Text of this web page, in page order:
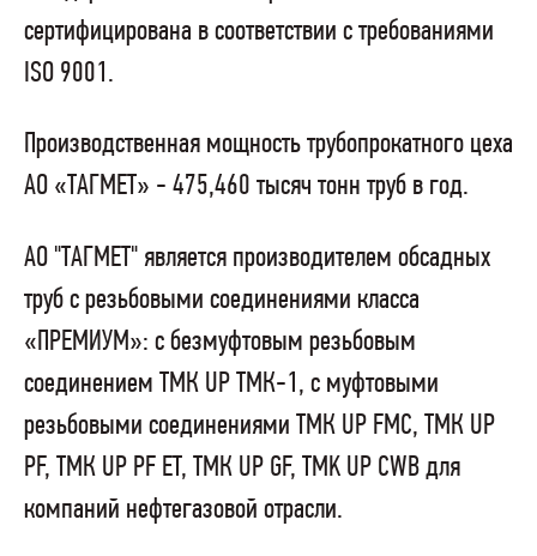
сертифицирована в соответствии с требованиями
ISO 9001.
Производственная мощность трубопрокатного цеха
АО «ТАГМЕТ» - 475,460 тысяч тонн труб в год.
АО "ТАГМЕТ" является производителем обсадных
труб с резьбовыми соединениями класса
«ПРЕМИУМ»: с безмуфтовым резьбовым
соединением ТМК UP ТМК-1, с муфтовыми
резьбовыми соединениями ТМК UP FMC, ТМК UP
PF, ТМК UP PF ET, ТМК UP GF, TMK UP CWB для
компаний нефтегазовой отрасли.